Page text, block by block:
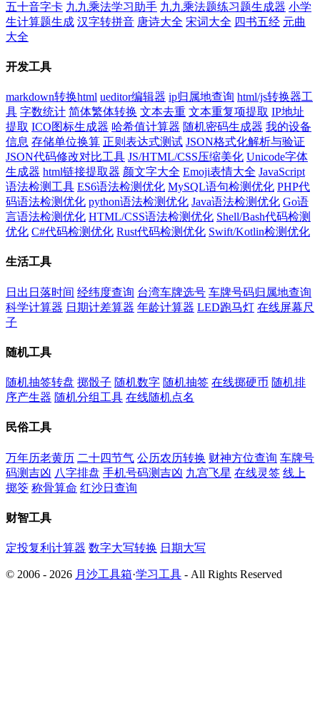
五十音字卡 九九乘法学习助手 九九乘法题练习题生成器 小学
生计算题生成 汉字转拼音 唐诗大全 宋词大全 四书五经 元曲
大全
开发工具
markdown转换html ueditor编辑器 ip归属地查询 html/js转换器工
具 字数统计 简体繁体转换 文本去重 文本重复项提取 IP地址
提取 ICO图标生成器 哈希值计算器 随机密码生成器 我的设备
信息 存储单位换算 正则表达式测试 JSON格式化解析与验证
JSON代码修改对比工具 JS/HTML/CSS压缩美化 Unicode字体
生成器 html链接提取器 颜文字大全 Emoji表情大全 JavaScript
语法检测工具 ES6语法检测优化 MySQL语句检测优化 PHP代
码语法检测优化 python语法检测优化 Java语法检测优化 Go语
言语法检测优化 HTML/CSS语法检测优化 Shell/Bash代码检测
优化 C#代码检测优化 Rust代码检测优化 Swift/Kotlin检测优化
生活工具
日出日落时间 经纬度查询 台湾车牌选号 车牌号码归属地查询
科学计算器 日期计差算器 年龄计算器 LED跑马灯 在线屏幕尺
子
随机工具
随机抽签转盘 掷骰子 随机数字 随机抽签 在线掷硬币 随机排
序产生器 随机分组工具 在线随机点名
民俗工具
万年历老黄历 二十四节气 公历农历转换 财神方位查询 车牌号
码测吉凶 八字排盘 手机号码测吉凶 九宫飞星 在线灵签 线上
掷筊 称骨算命 红沙日查询
财智工具
定投复利计算器 数字大写转换 日期大写
© 2006 - 2026 月沙工具箱·学习工具 - All Rights Reserved